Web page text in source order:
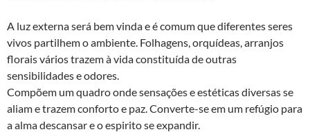
A luz externa será bem vinda e é comum que diferentes seres
vivos partilhem o ambiente. Folhagens, orquídeas, arranjos
florais vários trazem à vida constituída de outras
sensibilidades e odores.
Compõem um quadro onde sensações e estéticas diversas se
aliam e trazem conforto e paz. Converte-se em um refúgio para
a alma descansar e o espirito se expandir.